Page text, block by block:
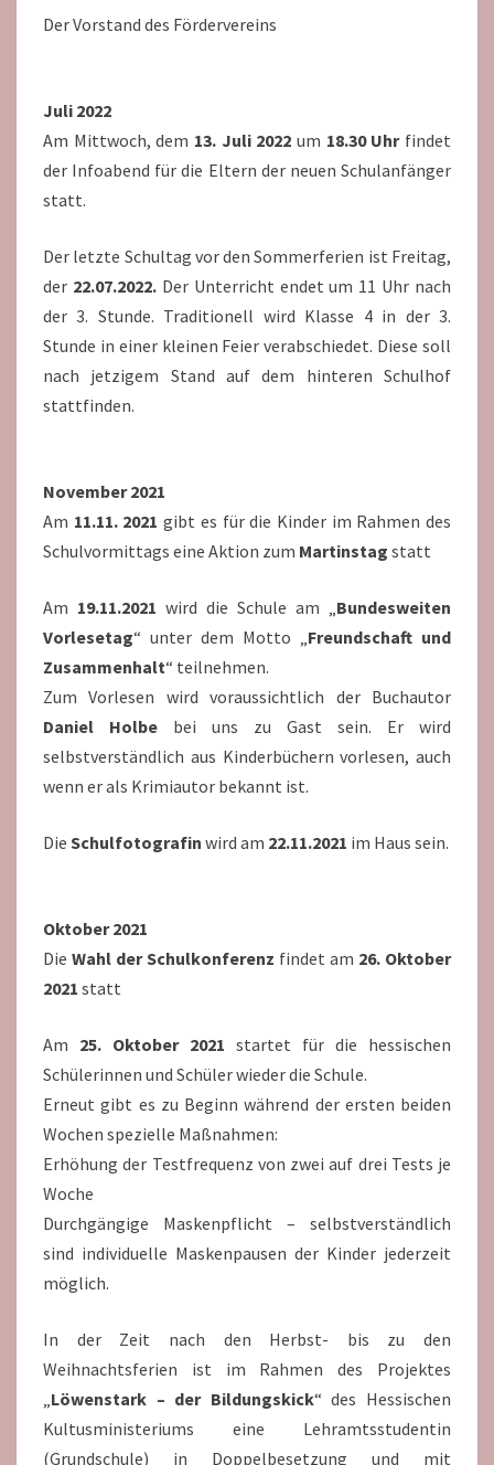
Der Vorstand des Fördervereins
Juli 2022
Am Mittwoch, dem 13. Juli 2022 um 18.30 Uhrfindet
der Infoabend für die Eltern der neuen Schulanfänger
statt.
Der letzte Schultag vor den Sommerferien ist Freitag,
der 22.07.2022.Der Unterricht endet um 11 Uhr nach
der 3. Stunde. Traditionell wird Klasse 4 in der 3.
Stunde in einer kleinen Feier verabschiedet. Diese soll
nach jetzigem Stand auf dem hinteren Schulhof
stattfinden.
November 2021
Am 11.11. 2021 gibt es für die Kinder im Rahmen des
Schulvormittags eine Aktion zum Martinstag statt
Am 19.11.2021 wird die Schule am „Bundesweiten
Vorlesetag“ unter dem Motto „Freundschaft und
Zusammenhalt“ teilnehmen.
Zum Vorlesen wird voraussichtlich der Buchautor
Daniel Holbe bei uns zu Gast sein. Er wird
selbstverständlich aus Kinderbüchern vorlesen, auch
wenn er als Krimiautor bekannt ist.
Die Schulfotografin wird am 22.11.2021 im Haus sein.
Oktober 2021
Die Wahl der Schulkonferenz findet am 26. Oktober
2021 statt
Am 25. Oktober 2021 startet für die hessischen
Schülerinnen und Schüler wieder die Schule.
Erneut gibt es zu Beginn während der ersten beiden
Wochen spezielle Maßnahmen:
Erhöhung der Testfrequenz von zwei auf drei Tests je
Woche
Durchgängige Maskenpflicht – selbstverständlich
sind individuelle Maskenpausen der Kinder jederzeit
möglich.
In der Zeit nach den Herbst- bis zu den
Weihnachtsferien ist im Rahmen des Projektes
„Löwenstark – der Bildungskick“ des Hessischen
Kultusministeriums eine Lehramtsstudentin
(Grundschule) in Doppelbesetzung und mit